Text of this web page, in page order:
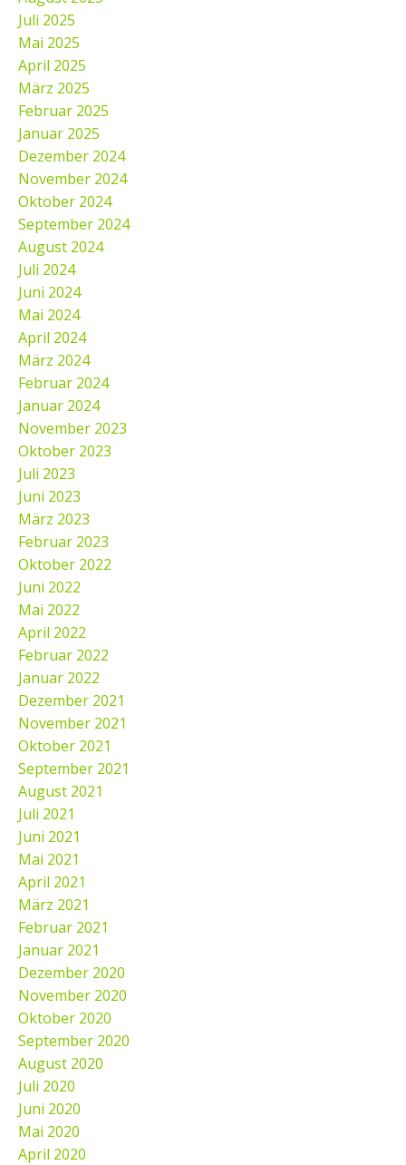
Juli 2025
Mai 2025
April 2025
März 2025
Februar 2025
Januar 2025
Dezember 2024
November 2024
Oktober 2024
September 2024
August 2024
Juli 2024
Juni 2024
Mai 2024
April 2024
März 2024
Februar 2024
Januar 2024
November 2023
Oktober 2023
Juli 2023
Juni 2023
März 2023
Februar 2023
Oktober 2022
Juni 2022
Mai 2022
April 2022
Februar 2022
Januar 2022
Dezember 2021
November 2021
Oktober 2021
September 2021
August 2021
Juli 2021
Juni 2021
Mai 2021
April 2021
März 2021
Februar 2021
Januar 2021
Dezember 2020
November 2020
Oktober 2020
September 2020
August 2020
Juli 2020
Juni 2020
Mai 2020
April 2020